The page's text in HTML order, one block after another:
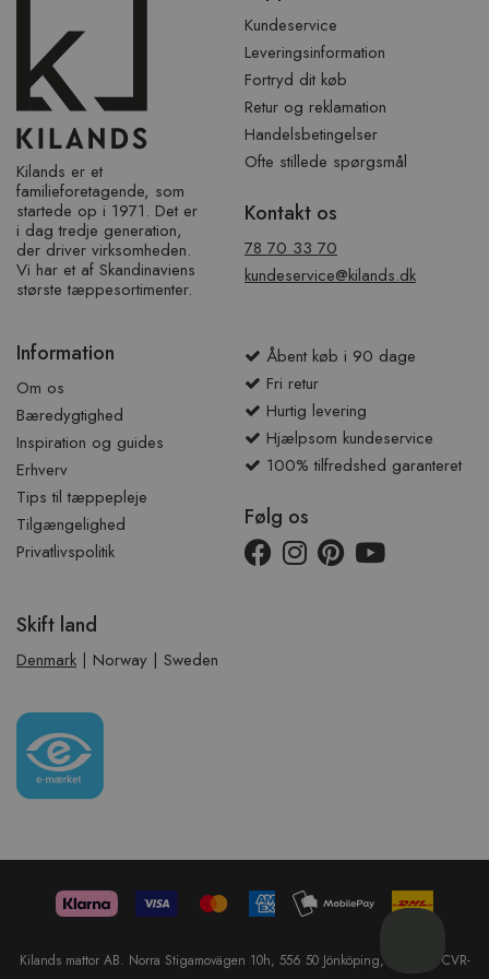
Kilands er et
familieforetagende, som
startede op i 1971. Det er
i dag tredje generation,
der driver virksomheden.
Vi har et af ​​Skandinaviens
største tæppesortimenter.
Kundeservice
Leveringsinformation
Fortryd dit køb
Retur og reklamation
Handelsbetingelser
Ofte stillede spørgsmål
Kontakt os
78 70 33 70
kundeservice@kilands.dk
Information
Om os
Bæredygtighed
Inspiration og guides
Erhverv
Tips til tæppepleje
Tilgængelighed
Privatlivspolitik
Åbent køb i 90 dage
Fri retur
Hurtig levering
Hjælpsom kundeservice
100% tilfredshed garanteret
Følg os
Skift land
Denmark | Norway | Sweden
Kilands mattor AB. Norra Stigamovägen 10h, 556 50 Jönköping, Sweden. CVR-